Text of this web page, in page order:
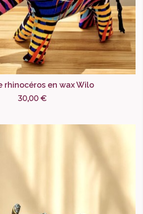
rhinocéros en wax Wilo
30,00 €